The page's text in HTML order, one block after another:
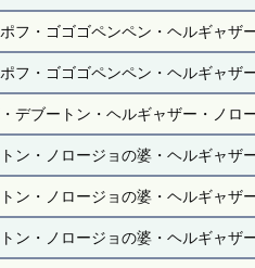
フ・ゴゴゴペンペン・ヘルギャザ
フ・ゴゴゴペンペン・ヘルギャ
デブートン・ヘルギャザー・ノ
ン・ノロージョの婆・ヘルギャ
ン・ノロージョの婆・ヘルギャ
ン・ノロージョの婆・ヘルギャ